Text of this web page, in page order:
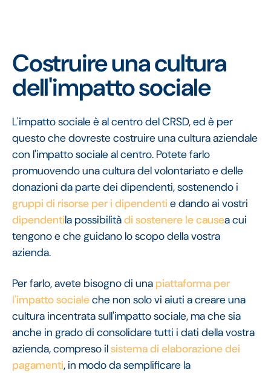
Costruire una cultura
dell'impatto sociale
L'impatto sociale è al centro del CRSD, ed è per
questo che dovreste costruire una cultura aziendale
con l'impatto sociale al centro. Potete farlo
promuovendo una cultura del volontariato e delle
donazioni da parte dei dipendenti, sostenendo i
gruppi di risorse per i dipendenti e dando ai vostri
dipendentila possibilitàdi sostenere le causea cui
tengono e che guidano lo scopo della vostra
azienda.
Per farlo, avete bisogno di una piattaforma per
l'impatto socialeche non solo vi aiuti a creare una
cultura incentrata sull'impatto sociale, ma che sia
anche in grado di consolidare tutti i dati della vostra
azienda, compreso ilsistema di elaborazione dei
pagamenti, in modo da semplificare la